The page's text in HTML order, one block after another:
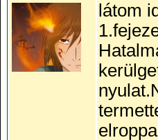
látom